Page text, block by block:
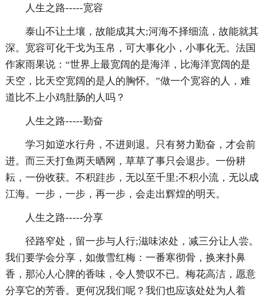
人生之路-----宽容
泰山不让土壤，故能成其大;河海不择细流，故能就其
深。宽容可化干戈为玉帛，可大事化小，小事化无。法国
作家雨果说：“世界上最宽阔的是海洋，比海洋宽阔的是
天空，比天空宽阔的是人的胸怀。”做一个宽容的人，难
道比不上小鸡肚肠的人吗？
人生之路-----勤奋
学习如逆水行舟，不进则退。只有努力勤奋，才会前
进。而三天打鱼两天晒网，草草了事只会退步。一份耕
耘，一份收获。不积跬步，无以至千里;不积小流，无以成
江海。一步，一步，再一步，会走出辉煌的明天。
人生之路-----分享
径路窄处，留一步与人行;滋味浓处，减三分让人尝。
我们要学会分享，如傲雪红梅：一番寒彻骨，换来扑鼻
香，那沁人心脾的香味，令人赞叹不已。梅花高洁，愿意
分享它的芳香。更何况我们呢？我们也应该处处为人着